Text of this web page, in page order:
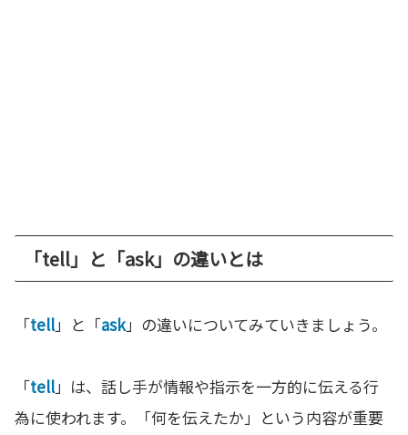
「tell」と「ask」の違いとは
「tell」と「ask」の違いについてみていきましょう。
「tell」は、話し手が情報や指示を一方的に伝える行
為に使われます。「何を伝えたか」という内容が重要